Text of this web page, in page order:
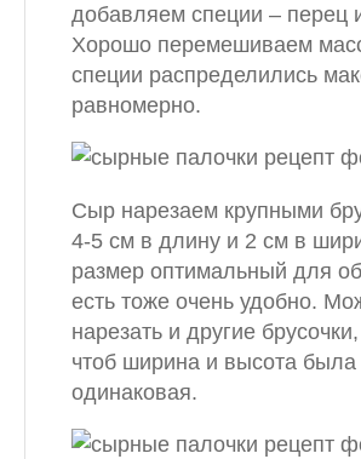
добавляем специи – перец
Хорошо перемешиваем
специи распределились
равномерно.
Сыр нарезаем крупными
4-5 см в длину и 2 см в
размер оптимальный для
есть тоже очень удобно.
нарезать и другие
чтоб ширина и высота была
одинаковая.